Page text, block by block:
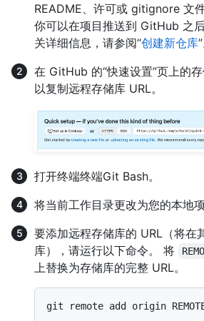
README、许可或 gitignore 文
你可以在项目推送到 GitHub 之
关详细信息，请参阅“创建新仓库”
在 GitHub 的“快速设置”页上的
以复制远程存储库 URL。
打开终端终端Git Bash。
将当前工作目录更改为您的本地项
要添加远程存储库的 URL（将在
库），请运行以下命令。 将
上替换为存储库的完整 URL。